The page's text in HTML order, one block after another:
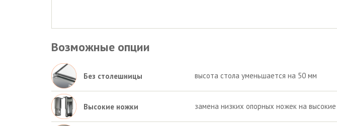
Возможные опции
Без столешницы высота стола уменьшается на 50 мм
Высокие ножки замена низких опорных ножек на